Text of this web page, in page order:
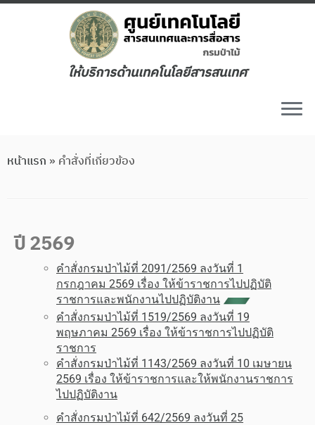
ให้บริการด้านเทคโนโลยีสารสนเทศ
หน้าแรก » คำสั่งที่เกี่ยวข้อง
ปี 2569
คำสั่งกรมป่าไม้ที่ 2091/2569 ลงวันที่ 1
กรกฎาคม 2569 เรื่อง ให้ข้าราชการไปปฏิบัติ
ราชการและพนักงานไปปฏิบัติงาน
คำสั่งกรมป่าไม้ที่ 1519/2569 ลงวันที่ 19
พฤษภาคม 2569 เรื่อง ให้ข้าราชการไปปฏิบัติ
ราชการ
คำสั่งกรมป่าไม้ที่ 1143/2569 ลงวันที่ 10 เมษายน
2569 เรื่อง ให้ข้าราชการและให้พนักงานราชการ
ไปปฏิบัติงาน
คำสั่งกรมป่าไม้ที่ 642/2569 ลงวันที่ 25